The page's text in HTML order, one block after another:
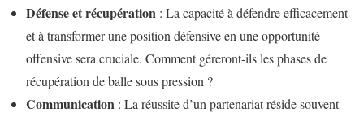
Défense et récupération : La capacité à défendre efficacement
et à transformer une position défensive en une opportunité
offensive sera cruciale. Comment géreront-ils les phases de
récupération de balle sous pression ?
Communication : La réussite d’un partenariat réside souvent